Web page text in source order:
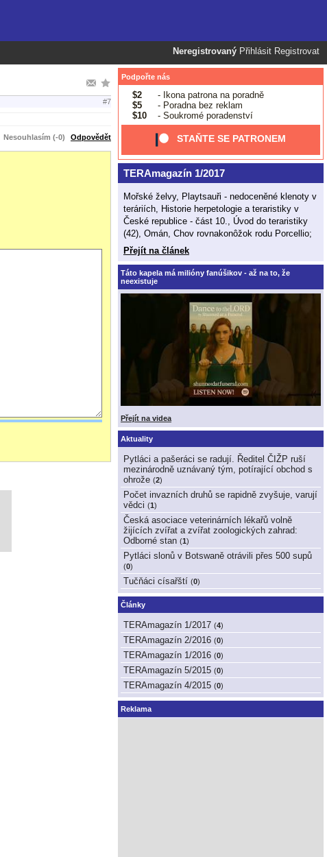
Neregistrovaný Přihlásit Registrovat
#7
Nesouhlasím (-0) Odpovědět
Podpořte nás
$2
- Ikona patrona na poradně
$5
- Poradna bez reklam
$10
- Soukromé poradenství
STAŇTE SE PATRONEM
TERAmagazín 1/2017
Mořské želvy, Playtsauři - nedoceněné klenoty v
teráriích, Historie herpetologie a teraristiky v
České republice - část 10., Úvod do teraristiky
(42), Omán, Chov rovnakonôžok rodu Porcellio;
Přejít na článek
Táto kapela má milióny fanúšikov - až na to, že
neexistuje
Přejít na videa
Aktuality
Pytláci a pašeráci se radují. Ředitel ČIŽP ruší
mezinárodně uznávaný tým, potírající obchod s
ohrože (2)
Počet invazních druhů se rapidně zvyšuje, varují
vědci (1)
Česká asociace veterinárních lékařů volně
žijících zvířat a zvířat zoologických zahrad:
Odborné stan (1)
Pytláci slonů v Botswaně otrávili přes 500 supů
(0)
Tučňáci císařští (0)
Články
TERAmagazín 1/2017 (4)
TERAmagazín 2/2016 (0)
TERAmagazín 1/2016 (0)
TERAmagazín 5/2015 (0)
TERAmagazín 4/2015 (0)
Reklama